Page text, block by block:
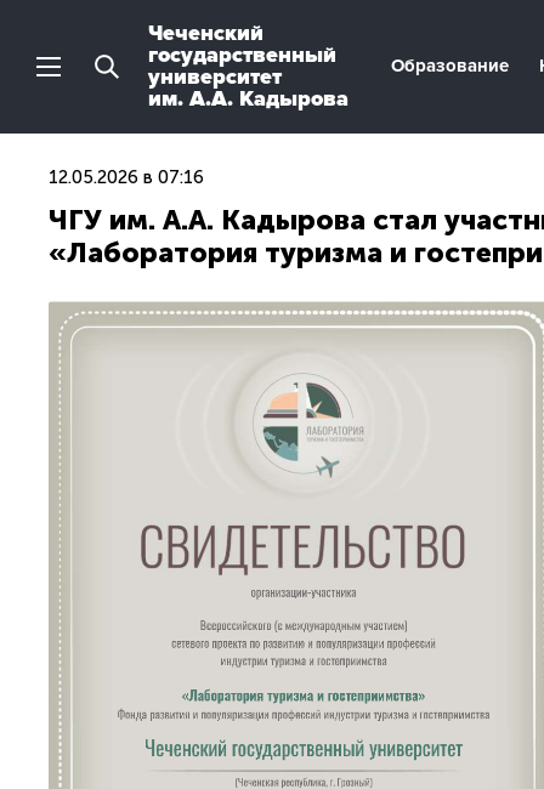
Чеченский
государственный
университет
им. А.А. Кадырова
Образование
12.05.2026 в 07:16
ЧГУ им. А.А. Кадырова стал
«Лаборатория туризма и